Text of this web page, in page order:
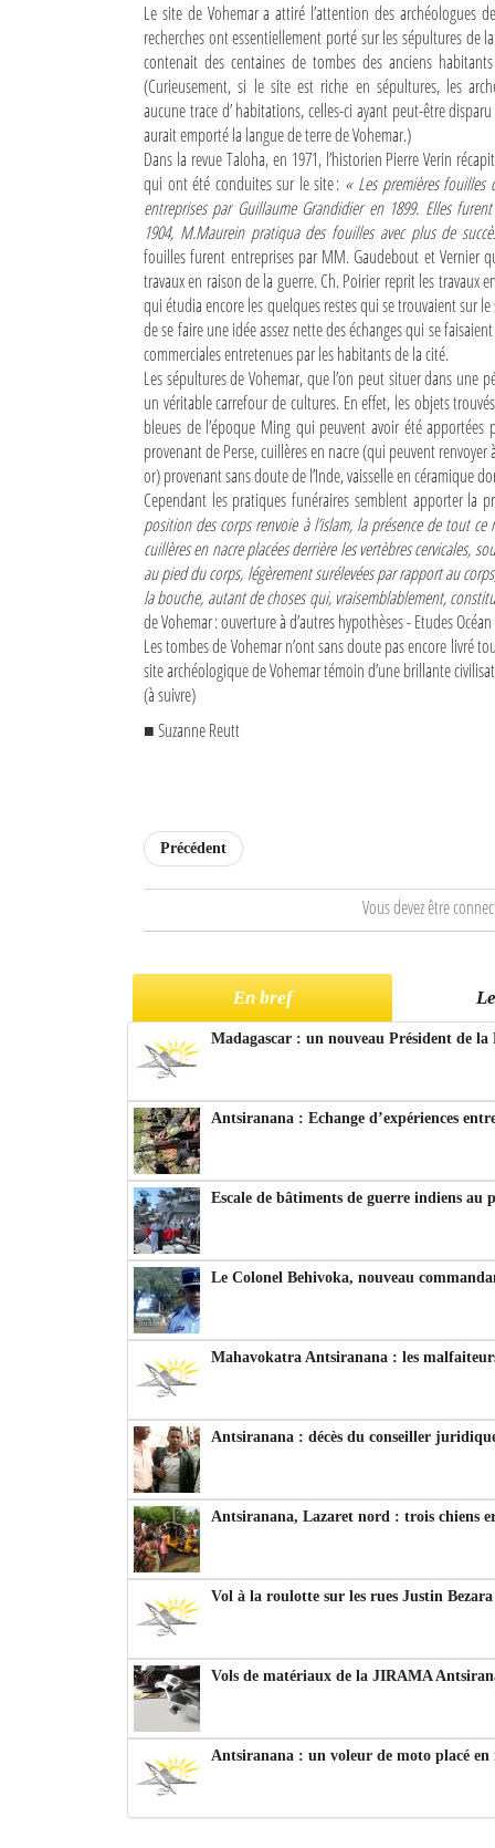
Le site de Vohemar a attiré l’attention des archéologues
recherches ont essentiellement porté sur les sépultures de
contenait des centaines de tombes des anciens
(Curieusement, si le site est riche en sépultures, les
aucune trace d’ habitations, celles-ci ayant peut-être
aurait emporté la langue de terre de Vohemar.)
Dans la revue Taloha, en 1971, l’historien Pierre Verin
qui ont été conduites sur le site : « Les premières fouilles
entreprises par Guillaume Grandidier en 1899. Elles
1904, M.Maurein pratiqua des fouilles avec plus de
fouilles furent entreprises par MM. Gaudebout et Vernier
travaux en raison de la guerre. Ch. Poirier reprit les travaux
qui étudia encore les quelques restes qui se trouvaient sur
de se faire une idée assez nette des échanges qui se
commerciales entretenues par les habitants de la cité.
Les sépultures de Vohemar, que l’on peut situer dans une
un véritable carrefour de cultures. En effet, les objets
bleues de l’époque Ming qui peuvent avoir été apportées
provenant de Perse, cuillères en nacre (qui peuvent
or) provenant sans doute de l’Inde, vaisselle en céramique
Cependant les pratiques funéraires semblent apporter la
position des corps renvoie à l’islam, la présence de tout
cuillères en nacre placées derrière les vertèbres cervicales,
au pied du corps, légèrement surélevées par rapport au
la bouche, autant de choses qui, vraisemblablement,
de Vohemar : ouverture à d’autres hypothèses - Etudes
Les tombes de Vohemar n’ont sans doute pas encore livré
site archéologique de Vohemar témoin d’une brillante
(à suivre)
■ Suzanne Reutt
Précédent
Vous devez être
En bref
Madagascar : un nouveau Président de
Antsiranana : Echange d’expériences
Escale de bâtiments de guerre indiens au
Le Colonel Behivoka, nouveau
Mahavokatra Antsiranana : les
Antsiranana : décès du conseiller
Antsiranana, Lazaret nord : trois chiens
Vol à la roulotte sur les rues Justin
Vols de matériaux de la JIRAMA
Antsiranana : un voleur de moto placé en